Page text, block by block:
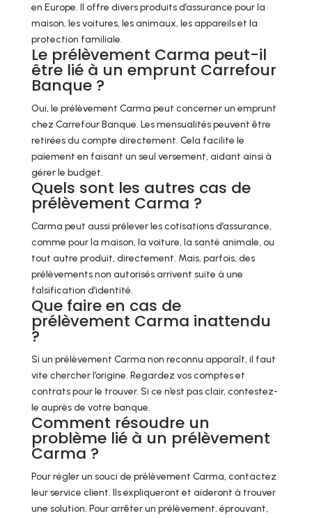
en Europe. Il offre divers produits d’assurance pour la
maison, les voitures, les animaux, les appareils et la
protection familiale.
Le prélèvement Carma peut-il
être lié à un emprunt Carrefour
Banque ?
Oui, le prélèvement Carma peut concerner un emprunt
chez Carrefour Banque. Les mensualités peuvent être
retirées du compte directement. Cela facilite le
paiement en faisant un seul versement, aidant ainsi à
gérer le budget.
Quels sont les autres cas de
prélèvement Carma ?
Carma peut aussi prélever les cotisations d’assurance,
comme pour la maison, la voiture, la santé animale, ou
tout autre produit, directement. Mais, parfois, des
prélèvements non autorisés arrivent suite à une
falsification d’identité.
Que faire en cas de
prélèvement Carma inattendu
?
Si un prélèvement Carma non reconnu apparaît, il faut
vite chercher l’origine. Regardez vos comptes et
contrats pour le trouver. Si ce n’est pas clair, contestez-
le auprès de votre banque.
Comment résoudre un
problème lié à un prélèvement
Carma ?
Pour régler un souci de prélèvement Carma, contactez
leur service client. Ils expliqueront et aideront à trouver
une solution. Pour arrêter un prélèvement, éprouvant,